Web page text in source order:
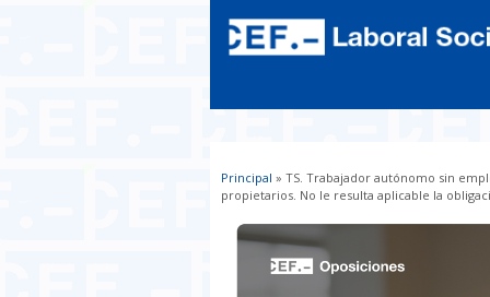
Usted está aquí
Principal » TS. Trabajador autónomo sin
propietarios. No le resulta aplicable la